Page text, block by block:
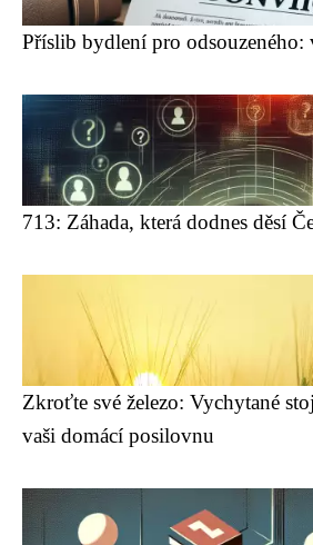
Příslib bydlení pro odsouzeného:
713: Záhada, která dodnes děsí
Zkroťte své železo: Vychytané
vaši domácí posilovnu